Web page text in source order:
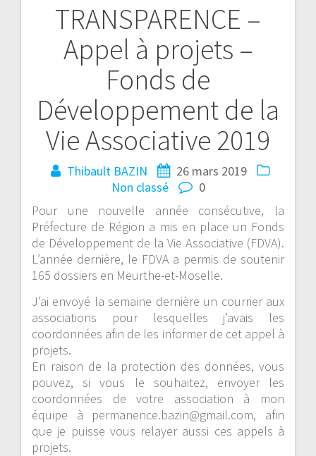
TRANSPARENCE –
Appel à projets –
Fonds de
Développement de la
Vie Associative 2019
Thibault BAZIN
26 mars 2019
Non classé
0
Pour une nouvelle année consécutive, la
Préfecture de Région a mis en place un Fonds
de Développement de la Vie Associative (FDVA).
L’année dernière, le FDVA a permis de soutenir
165 dossiers en Meurthe-et-Moselle.
J’ai envoyé la semaine dernière un courrier aux
associations pour lesquelles j’avais les
coordonnées afin de les informer de cet appel à
projets.
En raison de la protection des données, vous
pouvez, si vous le souhaitez, envoyer les
coordonnées de votre association à mon
équipe à permanence.bazin@gmail.com, afin
que je puisse vous relayer aussi ces appels à
projets.